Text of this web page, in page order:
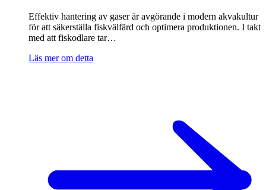
Effektiv hantering av gaser är avgörande i modern akvakultur
för att säkerställa fiskvälfärd och optimera produktionen. I takt
med att fiskodlare tar…
Läs mer om detta